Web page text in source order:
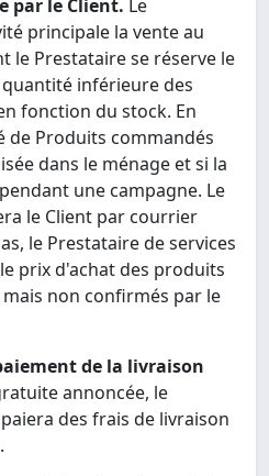
par le Client. Le
principale la vente au
le Prestataire se réserve le
inférieure des
fonction du stock. En
de Produits commandés
dans le ménage et si la
une campagne. Le
le Client par courrier
le Prestataire de services
prix d'achat des produits
non confirmés par le
de la livraison
annoncée, le
des frais de livraison